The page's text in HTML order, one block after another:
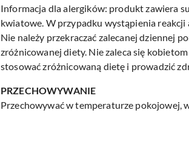
Informacja dla alergików: produkt zawiera
kwiatowe. W przypadku wystąpienia reakcji
Nie należy przekraczać zalecanej dziennej
zróżnicowanej diety. Nie zaleca się
stosować zróżnicowaną dietę i prowadzić
PRZECHOWYWANIE
Przechowywać w temperaturze pokojowej,